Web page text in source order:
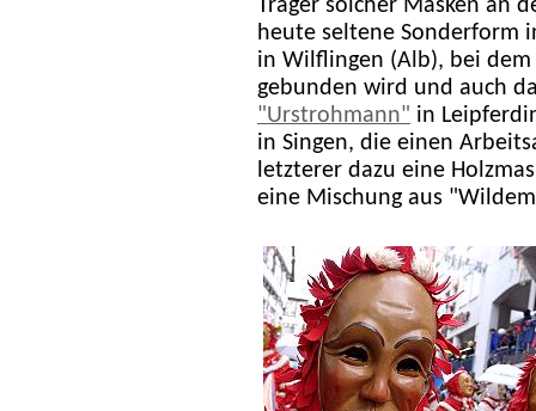
Träger solcher Masken an
heute seltene Sonderform
in Wilflingen (Alb), bei
gebunden wird und auch
"Urstrohmann" in
in Singen, die einen
letzterer dazu eine
eine Mischung aus